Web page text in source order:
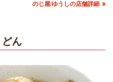
のじ屋/ゆうしの店舗詳細
ん